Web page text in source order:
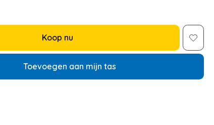
Koop nu
Toevoegen aan mijn tas